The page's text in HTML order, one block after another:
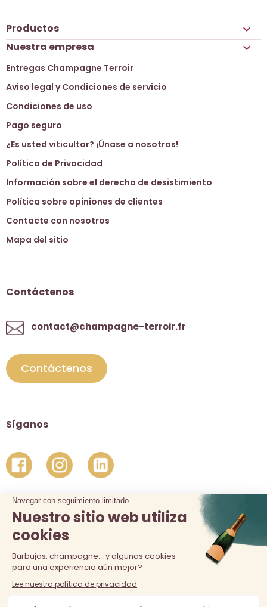
Productos 
Nuestra empresa 
Entregas Champagne Terroir
Aviso legal y Condiciones de servicio
Condiciones de uso
Pago seguro
¿Es usted viticultor? ¡Únase a nosotros!
Política de Privacidad
Información sobre el derecho de desistimiento
Política sobre opiniones de clientes
Contacte con nosotros
Mapa del sitio
Contáctenos
contact@champagne-terroir.fr
Contáctenos
Síganos